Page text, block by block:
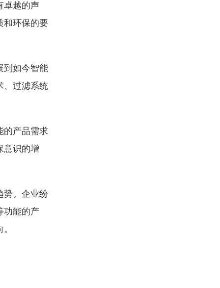
卓越的声
和环保的要
到如今智能
、过滤系统
的产品需求
意识的增
势。企业纷
功能的产